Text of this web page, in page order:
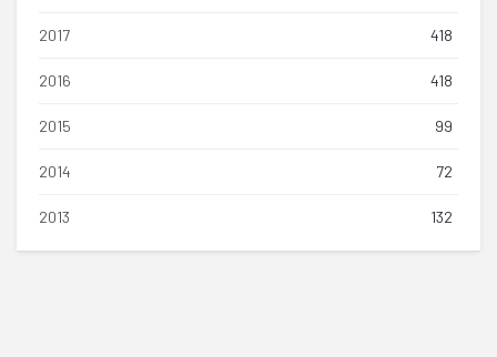
2017 418
2016 418
2015 99
2014 72
2013 132